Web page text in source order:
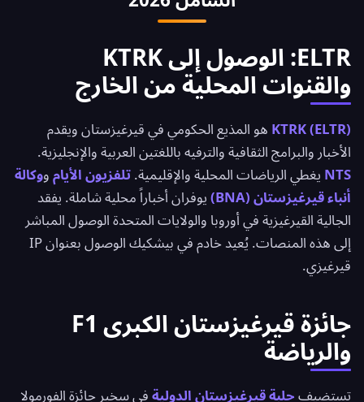
ELTR: الوصول إلى KTRK
والقنوات المحلية من الخارج
KTRK (ELTR) هو المذيع الحكومي في قيرغيزستان ويقدم
الأخبار والبرامج الثقافية والترفيه باللغتين العربية والإنجليزية.
NTS يغطي الرياضات المحلية والإقليمية. تلفزيون الأيام ووكالة
أنباء قيرغيزستان (BNA)
يوفران أخباراً محلية شاملة. يفقد
الجالية القيرغيزية في أوروبا والولايات المتحدة الوصول المباشر
إلى هذه المنصات. يُعيد خادم في بيشكيك الوصول بعنوان IP
قيرغيزي.
جائزة قيرغيزستان الكبرى F1
والرياضة
تستضيف حلبة قيرغيزستان الدولية في سخير جائزة الفورمولا